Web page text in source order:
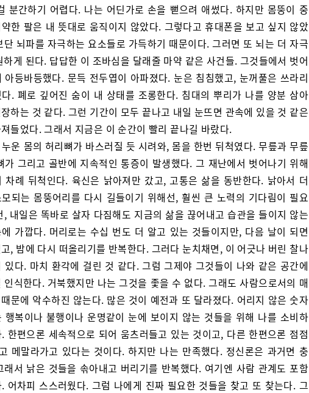
분간하기 어렵다. 나는 어딘가로 손을 뻗으려 애썼다. 하지만 몸뚱이 중
한 팔은 내 뜻대로 움직이지 않았다. 그렇다고 휴대폰을 보고 싶지 않았
단 뇌파를 자극하는 요소들로 가득하기 때문이다. 그러면 또 뇌는 더 자극
하게 된다. 답답한 이 조바심을 달래줄 마약 같은 사건들. 그것들에서 벗어
아등바등했다. 문득 전두엽이 아파졌다. 눈은 침침했고, 눈꺼풀은 쓰라리
. 폐로 깊어진 숨이 내 상태를 조롱한다. 침대의 뿌리가 나를 양분 삼아
하는 것 같다. 그런 기간이 모두 끝나고 내일 눈뜨면 관속에 있을 것 같은
들었다. 그래서 지금은 이 순간이 빨리 끝나길 바랐다.
운 몸의 허리뼈가 바스러질 듯 시려와, 몸을 한번 뒤척였다. 무릎과 무릎
가 그리고 골반에 지속적인 통증이 발생했다. 그 재난에서 벗어나기 위해
차례 뒤척인다. 육신은 낡아져만 갔고, 고통은 삶을 동반한다. 낡아서 더
되는 몸뚱어리를 다시 길들이기 위해선, 훨씬 큰 노력의 기다림이 필요
, 내일은 똑바로 살자 다짐해도 지금의 삶을 끊어내고 습관을 들이지 않는
가깝다. 머리로는 수십 번도 더 알고 있는 것들이지만, 다음 날이 되면
, 밤에 다시 떠올리기를 반복한다. 그러다 눈치채면, 이 어긋나 버린 찰나
있다. 마치 환각에 걸린 것 같다. 그럼 그제야 그것들이 나와 같은 공간에
인식한다. 거북했지만 나는 그것을 좇을 수 없다. 그래도 사람으로서의 매
문에 악수하진 않는다. 많은 것이 예전과 또 달라졌다. 어리지 않은 숫자
행복이나 불행이나 운명같이 눈에 보이지 않는 것들을 위해 나를 소비하
한편으론 세속적으로 되어 움츠러들고 있는 것이고, 다른 한편으론 점점
메말라가고 있다는 것이다. 하지만 나는 만족했다. 정신론은 과거면 충
래서 낡은 것들을 솎아내고 버리기를 반복했다. 여기엔 사람 관계도 포함
어차피 스스러웠다. 그럼 나에게 진짜 필요한 것들을 찾고 또 찾는다. 그